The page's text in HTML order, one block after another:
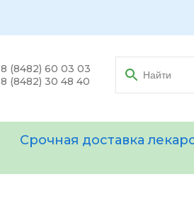
8 (8482) 60 03 03
8 (8482) 30 48 40
Срочная доставка